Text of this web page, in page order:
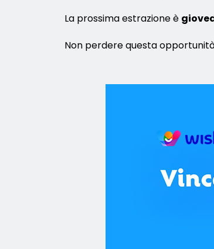
La prossima estrazione è
Non perdere questa